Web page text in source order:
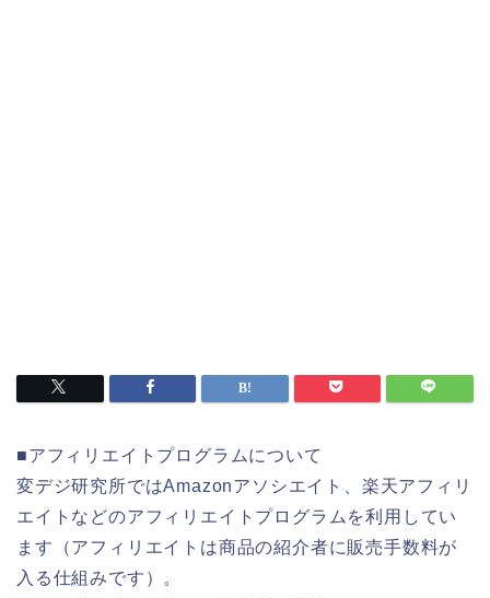
■アフィリエイトプログラムについて
変デジ研究所ではAmazonアソシエイト、楽天アフィリ
エイトなどのアフィリエイトプログラムを利用してい
ます（アフィリエイトは商品の紹介者に販売手数料が
入る仕組みです）。